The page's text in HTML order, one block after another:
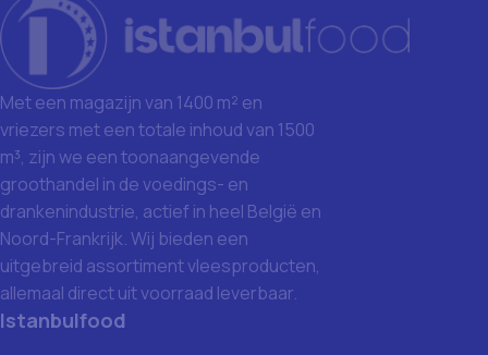
Met een magazijn van 1400 m² en
vriezers met een totale inhoud van 1500
m³, zijn we een toonaangevende
groothandel in de voedings- en
drankenindustrie, actief in heel België en
Noord-Frankrijk. Wij bieden een
uitgebreid assortiment vleesproducten,
allemaal direct uit voorraad leverbaar.
Istanbulfood